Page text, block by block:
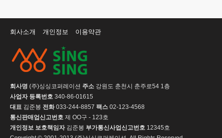
회사소개 개인정보 이용약관
회사명 (주)싱싱코퍼레이션 주소 강원도 춘천시 춘주로54 1층
사업자 등록번호 340-86-01615
대표 김준봉 전화033-244-8857 팩스 02-123-4568
통신판매업신고번호 제 OO구 - 123호
개인정보 보호책임자김준봉 부가통신사업신고번호 12345호